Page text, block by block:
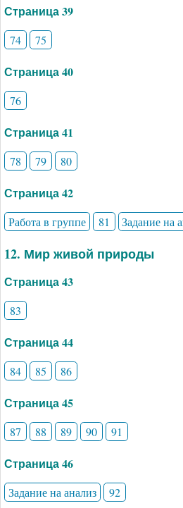
Страница 39
74 75
Страница 40
76
Страница 41
78 79 80
Страница 42
Работа в группе 81 Задание на
12. Мир живой природы
Страница 43
83
Страница 44
84 85 86
Страница 45
87 88 89 90 91
Страница 46
Задание на анализ 92